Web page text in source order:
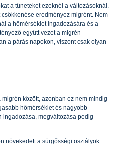
a tüneteket ezeknél a változásoknál.
eredményez migrént. Nem
a hőmérséklet ingadozására és a
együtt vezet a migrén
a párás napokon, viszont csak olyan
között, azonban ez nem mindig
hőmérséklet és nagyobb
ingadozása, megváltozása pedig
növekedett a sürgősségi osztályok